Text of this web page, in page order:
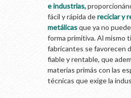
e industrias,
fácil y rápida dereciclar y
metálicasque ya no
forma primitiva. Al mismo
fabricantes se favorecen
fiable y rentable, que
materias primás con las
técnicas que exige la